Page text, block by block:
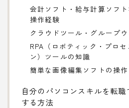
会計ソフト・給与計算ソフ
操作経験
クラウドツール・グループ
RPA（ロボティック・プロ
ン）ツールの知識
簡単な画像編集ソフトの操作
自分のパソコンスキルを転
する方法